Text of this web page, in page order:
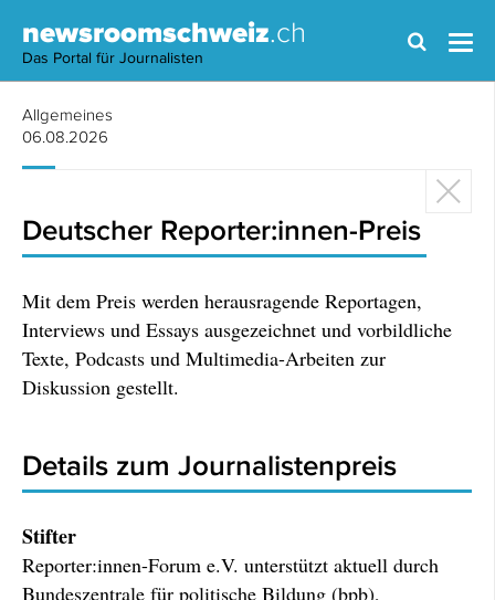
newsroomschweiz.ch
Das Portal für Journalisten
Allgemeines
06.08.2026
Deutscher Reporter:innen-Preis
Mit dem Preis werden herausragende Reportagen,
Interviews und Essays ausgezeichnet und vorbildliche
Texte, Podcasts und Multimedia-Arbeiten zur
Diskussion gestellt.
Details zum Journalistenpreis
Stifter
Reporter:innen-Forum e.V. unterstützt aktuell durch
Bundeszentrale für politische Bildung (bpb),